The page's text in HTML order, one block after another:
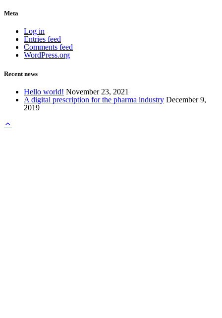
Meta
Log in
Entries feed
Comments feed
WordPress.org
Recent news
Hello world! November 23, 2021
A digital prescription for the pharma industry December 9,
2019